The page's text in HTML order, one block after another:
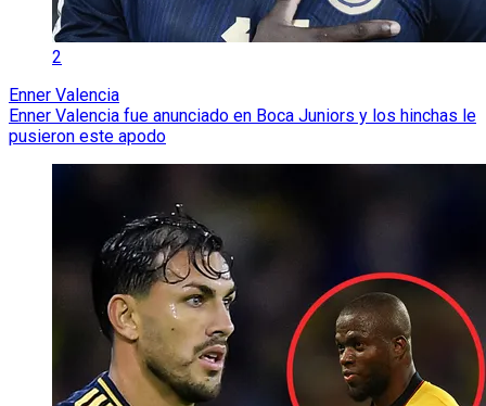
2
Enner Valencia
Enner Valencia fue anunciado en Boca Juniors y los hinchas le
pusieron este apodo